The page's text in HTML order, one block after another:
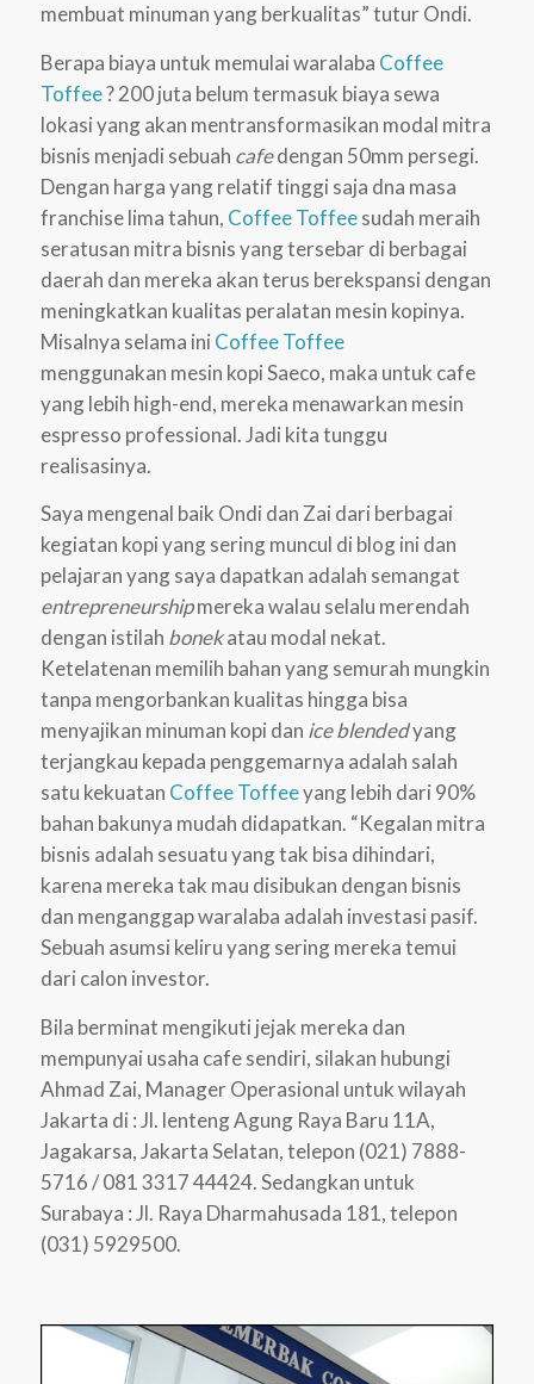
membuat minuman yang berkualitas” tutur Ondi.
Berapa biaya untuk memulai waralaba Coffee
Toffee? 200 juta belum termasuk biaya sewa
lokasi yang akan mentransformasikan modal mitra
bisnis menjadi sebuah cafedengan 50mm persegi.
Dengan harga yang relatif tinggi saja dna masa
franchise lima tahun, Coffee Toffeesudah meraih
seratusan mitra bisnis yang tersebar di berbagai
daerah dan mereka akan terus berekspansi dengan
meningkatkan kualitas peralatan mesin kopinya.
Misalnya selama ini Coffee Toffee
menggunakan mesin kopi Saeco, maka untuk cafe
yang lebih high-end, mereka menawarkan mesin
espresso professional. Jadi kita tunggu
realisasinya.
Saya mengenal baik Ondi dan Zai dari berbagai
kegiatan kopi yang sering muncul di blog ini dan
pelajaran yang saya dapatkan adalah semangat
entrepreneurshipmereka walau selalu merendah
dengan istilah bonekatau modal nekat.
Ketelatenan memilih bahan yang semurah mungkin
tanpa mengorbankan kualitas hingga bisa
menyajikan minuman kopi dan ice blendedyang
terjangkau kepada penggemarnya adalah salah
satu kekuatan Coffee Toffeeyang lebih dari 90%
bahan bakunya mudah didapatkan. “Kegalan mitra
bisnis adalah sesuatu yang tak bisa dihindari,
karena mereka tak mau disibukan dengan bisnis
dan menganggap waralaba adalah investasi pasif.
Sebuah asumsi keliru yang sering mereka temui
dari calon investor.
Bila berminat mengikuti jejak mereka dan
mempunyai usaha cafe sendiri, silakan hubungi
Ahmad Zai, Manager Operasional untuk wilayah
Jakarta di : Jl. lenteng Agung Raya Baru 11A,
Jagakarsa, Jakarta Selatan, telepon (021) 7888-
5716 / 081 3317 44424. Sedangkan untuk
Surabaya : Jl. Raya Dharmahusada 181, telepon
(031) 5929500.